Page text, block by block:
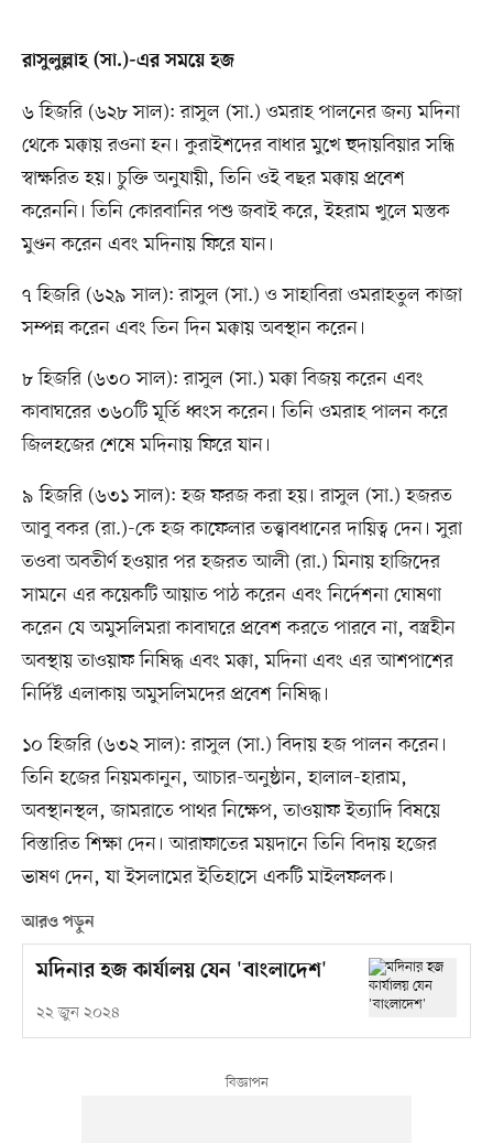
রাসুলুল্লাহ (সা.)-এর সময়ে হজ
৬ হিজরি (৬২৮ সাল): রাসুল (সা.) ওমরাহ পালনের জন্য মদিনা
থেকে মক্কায় রওনা হন। কুরাইশদের বাধার মুখে হুদায়বিয়ার সন্ধি
স্বাক্ষরিত হয়। চুক্তি অনুযায়ী, তিনি ওই বছর মক্কায় প্রবেশ
করেননি। তিনি কোরবানির পশু জবাই করে, ইহরাম খুলে মস্তক
মুণ্ডন করেন এবং মদিনায় ফিরে যান।
৭ হিজরি (৬২৯ সাল): রাসুল (সা.) ও সাহাবিরা ওমরাহতুল কাজা
সম্পন্ন করেন এবং তিন দিন মক্কায় অবস্থান করেন।
৮ হিজরি (৬৩০ সাল): রাসুল (সা.) মক্কা বিজয় করেন এবং
কাবাঘরের ৩৬০টি মূর্তি ধ্বংস করেন। তিনি ওমরাহ পালন করে
জিলহজের শেষে মদিনায় ফিরে যান।
৯ হিজরি (৬৩১ সাল): হজ ফরজ করা হয়। রাসুল (সা.) হজরত
আবু বকর (রা.)-কে হজ কাফেলার তত্ত্বাবধানের দায়িত্ব দেন। সুরা
তওবা অবতীর্ণ হওয়ার পর হজরত আলী (রা.) মিনায় হাজিদের
সামনে এর কয়েকটি আয়াত পাঠ করেন এবং নির্দেশনা ঘোষণা
করেন যে অমুসলিমরা কাবাঘরে প্রবেশ করতে পারবে না, বস্ত্রহীন
অবস্থায় তাওয়াফ নিষিদ্ধ এবং মক্কা, মদিনা এবং এর আশপাশের
নির্দিষ্ট এলাকায় অমুসলিমদের প্রবেশ নিষিদ্ধ।
১০ হিজরি (৬৩২ সাল): রাসুল (সা.) বিদায় হজ পালন করেন।
তিনি হজের নিয়মকানুন, আচার-অনুষ্ঠান, হালাল-হারাম,
অবস্থানস্থল, জামরাতে পাথর নিক্ষেপ, তাওয়াফ ইত্যাদি বিষয়ে
বিস্তারিত শিক্ষা দেন। আরাফাতের ময়দানে তিনি বিদায় হজের
ভাষণ দেন, যা ইসলামের ইতিহাসে একটি মাইলফলক।
আরও পড়ুন
মদিনার হজ কার্যালয় যেন 'বাংলাদেশ'
২২ জুন ২০২৪